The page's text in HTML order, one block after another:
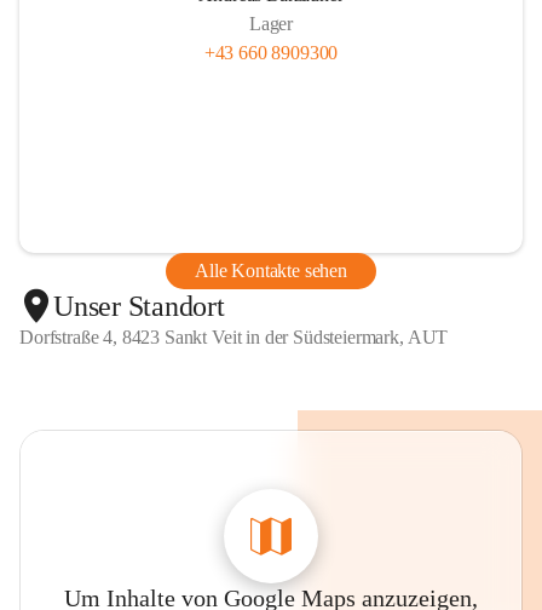
Lager
+43 660 8909300
Alle Kontakte sehen
Unser Standort
Dorfstraße 4, 8423 Sankt Veit in der Südsteiermark, AUT
Um Inhalte von Google Maps anzuzeigen,